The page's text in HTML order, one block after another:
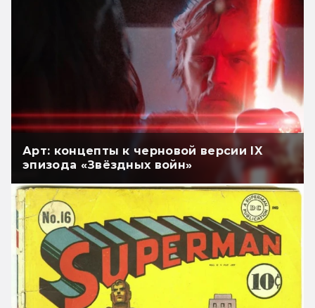
Арт: концепты к черновой версии IX
эпизода «Звёздных войн»